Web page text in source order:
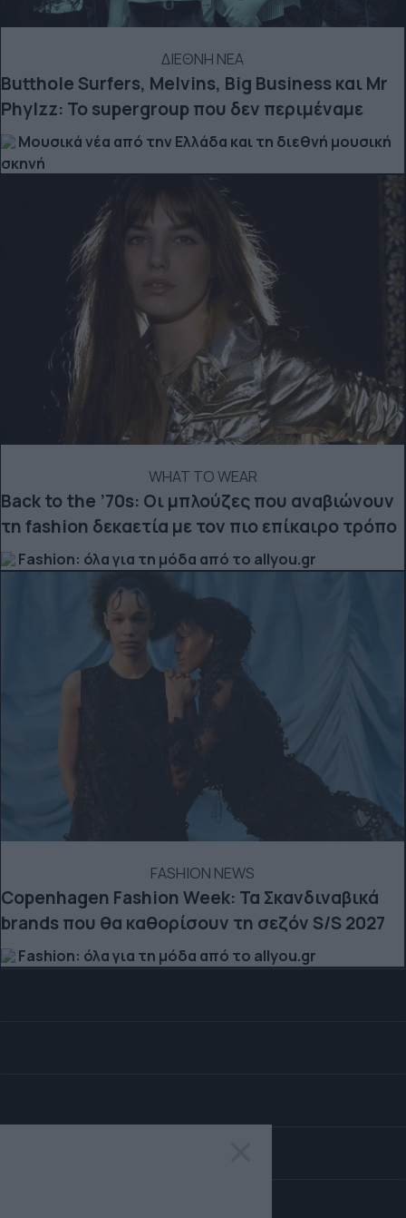
ΔΙΕΘΝΗ ΝΕΑ
Butthole Surfers, Melvins, Big Business και Mr
Phylzz: Το supergroup που δεν περιμέναμε
Μουσικά νέα από την Ελλάδα και τη διεθνή μουσική
σκηνή
WHAT TO WEAR
Back to the ’70s: Οι μπλούζες που αναβιώνουν
τη fashion δεκαετία με τον πιο επίκαιρο τρόπο
Fashion: όλα για τη μόδα από το allyou.gr
FASHION NEWS
Copenhagen Fashion Week: Τα Σκανδιναβικά
brands που θα καθορίσουν τη σεζόν S/S 2027
Fashion: όλα για τη μόδα από το allyou.gr